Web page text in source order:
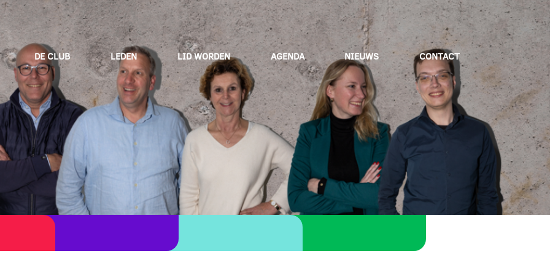
DE CLUB LEDEN LID WORDEN AGENDA NIEUWS CONTACT